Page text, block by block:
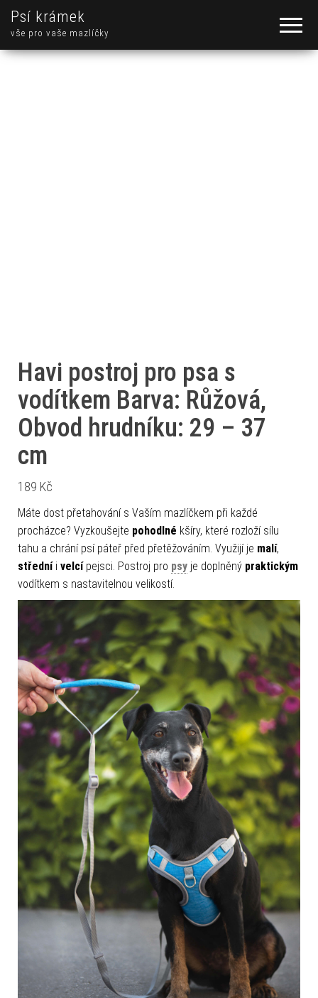
Psí krámek
vše pro vaše mazlíčky
Havi postroj pro psa s
vodítkem Barva: Růžová,
Obvod hrudníku: 29 – 37
cm
189 Kč
Máte dost přetahování s Vaším mazlíčkem při každé
procházce? Vyzkoušejte pohodlné kšíry, které rozloží sílu
tahu a chrání psí páteř před přetěžováním. Využijí je malí,
středníi velcípejsci. Postroj pro psy je doplněný praktickým
vodítkem s nastavitelnou velikostí.